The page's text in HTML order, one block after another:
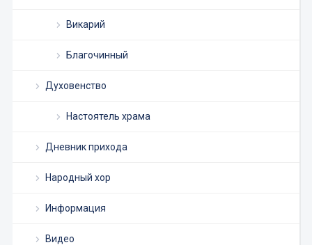
Викарий
Благочинный
Духовенство
Настоятель храма
Дневник прихода
Народный хор
Информация
Видео